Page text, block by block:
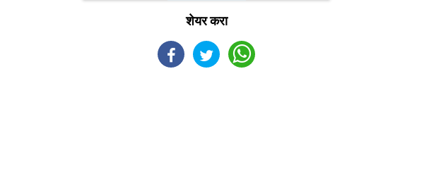
शेयर करा